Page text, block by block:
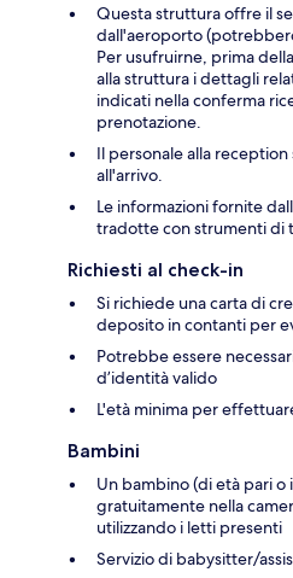
Questa struttura offre il
dall'aeroporto
Per usufruirne, prima
alla struttura i dettagli
indicati nella conferma
prenotazione.
Il personale alla
all'arrivo.
Le informazioni fornite
tradotte con strumenti di
Richiesti al check-in
Si richiede una carta di
deposito in contanti per
Potrebbe essere
d’identità valido
L'età minima per
Bambini
Un bambino (di età pari o
gratuitamente nella
utilizzando i letti presenti
Servizio di babysitter/